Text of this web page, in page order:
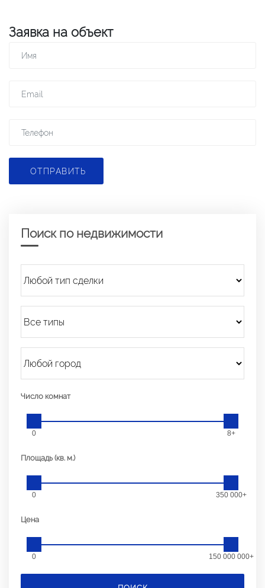
Заявка на объект
ОТПРАВИТЬ
Поиск по недвижимости
Число комнат
0 8+
Площадь (кв. м.)
0 350 000+
Цена
0 150 000 000+